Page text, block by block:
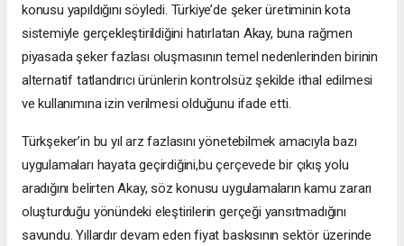
konusu yapıldığını söyledi. Türkiye’de şeker üretiminin kota
sistemiyle gerçekleştirildiğini hatırlatan Akay, buna rağmen
piyasada şeker fazlası oluşmasının temel nedenlerinden birinin
alternatif tatlandırıcı ürünlerin kontrolsüz şekilde ithal edilmesi
ve kullanımına izin verilmesi olduğunu ifade etti.
Türkşeker’in bu yıl arz fazlasını yönetebilmek amacıyla bazı
uygulamaları hayata geçirdiğini,bu çerçevede bir çıkış yolu
aradığını belirten Akay, söz konusu uygulamaların kamu zararı
oluşturduğu yönündeki eleştirilerin gerçeği yansıtmadığını
savundu. Yıllardır devam eden fiyat baskısının sektör üzerinde